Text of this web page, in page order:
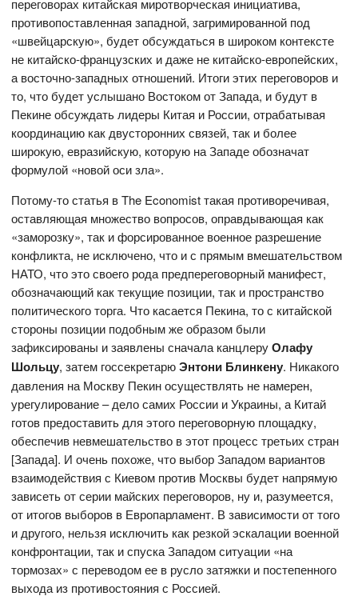
противопоставленная западной, загримированной под
«швейцарскую», будет обсуждаться в широком контексте
не китайско-французских и даже не китайско-европейских,
а восточно-западных отношений. Итоги этих переговоров и
то, что будет услышано Востоком от Запада, и будут в
Пекине обсуждать лидеры Китая и России, отрабатывая
координацию как двусторонних связей, так и более
широкую, евразийскую, которую на Западе обозначат
формулой «новой оси зла».
Потому-то статья в The Economist такая противоречивая,
оставляющая множество вопросов, оправдывающая как
«заморозку», так и форсированное военное разрешение
конфликта, не исключено, что и с прямым вмешательством
НАТО, что это своего рода предпереговорный манифест,
обозначающий как текущие позиции, так и пространство
политического торга. Что касается Пекина, то с китайской
стороны позиции подобным же образом были
зафиксированы и заявлены сначала канцлеруОлафу
Шольцу, затем госсекретарюЭнтони Блинкену. Никакого
давления на Москву Пекин осуществлять не намерен,
урегулирование – дело самих России и Украины, а Китай
готов предоставить для этого переговорную площадку,
обеспечив невмешательство в этот процесс третьих стран
[Запада]. И очень похоже, что выбор Западом вариантов
взаимодействия с Киевом против Москвы будет напрямую
зависеть от серии майских переговоров, ну и, разумеется,
от итогов выборов в Европарламент. В зависимости от того
и другого, нельзя исключить как резкой эскалации военной
конфронтации, так и спуска Западом ситуации «на
тормозах» с переводом ее в русло затяжки и постепенного
выхода из противостояния с Россией.